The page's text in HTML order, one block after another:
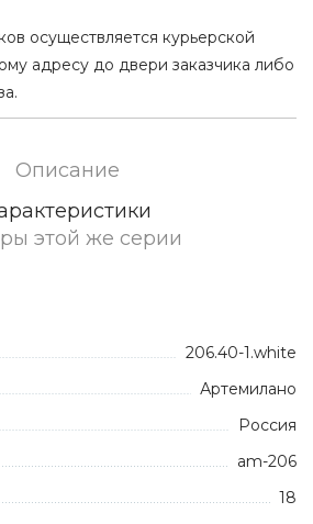
осуществляется курьерской
адресу до двери заказчика либо
Описание
этой же серии
206.40-1.white
Артемилано
Россия
am-206
18